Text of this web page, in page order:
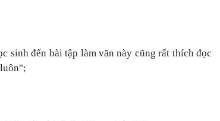
sinh đến bài tập làm văn này cũng rất thích đọc